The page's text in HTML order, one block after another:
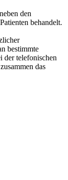
den
behandelt.
bestimmte
der telefonischen
das